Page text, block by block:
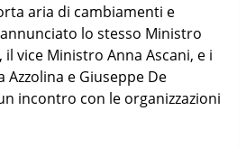
aria di cambiamenti e
lo stesso Ministro
vice Ministro Anna Ascani, e i
e Giuseppe De
incontro con le organizzazioni